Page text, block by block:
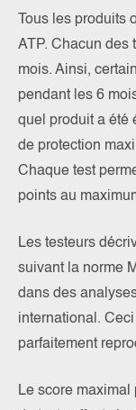
Tous les produits
ATP. Chacun des
mois. Ainsi,
pendant les 6
quel produit a été
de protection
Chaque test
points au
Les testeurs
suivant la norme
dans des
international.
parfaitement
Le score